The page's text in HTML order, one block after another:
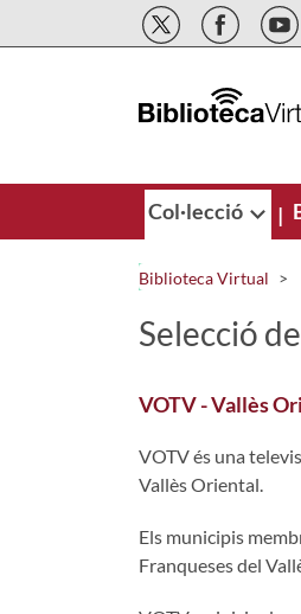
Salta al contingut principal
Col·lecció |
Biblioteca Virtual
Selecció
VOTV - Vallès
VOTV és una
Vallès Oriental.
Els municipis
Franqueses del